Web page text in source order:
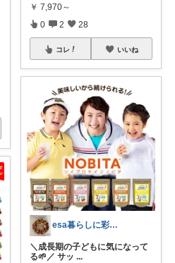
￥ 7,970～
0 2 28
コレ いいね
esa暮らしに彩りを♡
＼成長期の子どもに気になって
る🌱／ サッ ...